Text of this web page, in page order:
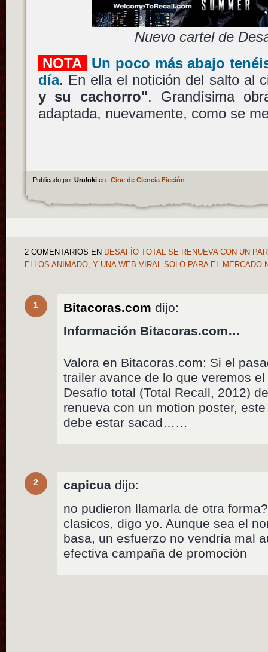
Nuevo cartel de
NOTA
Un poco más abajo
día. En ella el notición del salto al
y su cachorro". Grandísima
adaptada, nuevamente, como se
Publicado por Uruloki en Cine de Ciencia Ficción
2 COMENTARIOS EN DESAFÍO TOTAL SE RENUEVA CON UN
ELLOS ANIMADO, Y UNA WEB VIRAL SOLO PARA EL MERCADO
1 Bitacoras.com dijo:
Información Bitacoras.com…
Valora en Bitacoras.com: Si el
trailer avance de lo que veremos
Desafío total (Total Recall, 2012)
renueva con un motion poster,
debe estar sacad……
2 capicua dijo:
no pudieron llamarla de otra
clasicos, digo yo. Aunque sea el
basa, un esfuerzo no vendría mal
efectiva campaña de promoción